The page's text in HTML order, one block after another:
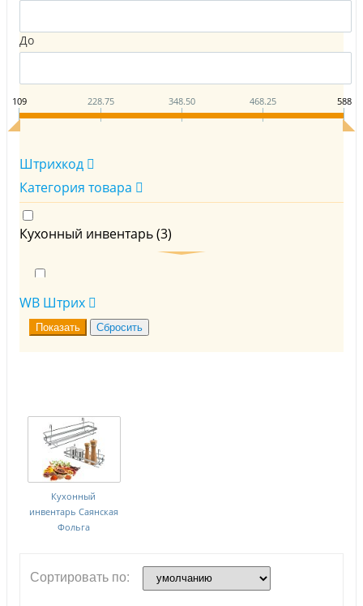
До
109 228.75 348.50 468.25 588
Штрихкод
Категория товара
Кухонный инвентарь (3)
WB Штрих
Кухонный
инвентарь Саянская
Фольга
Сортировать по: